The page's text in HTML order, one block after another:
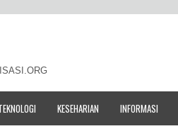
KESEHARIAN INFORMASI